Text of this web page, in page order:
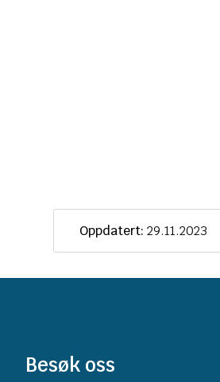
Oppdatert: 29.11.2023
Besøk oss